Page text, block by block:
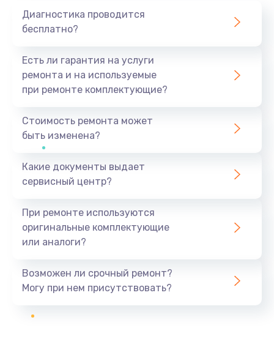
Диагностика проводится
бесплатно?
Есть ли гарантия на услуги
ремонта и на используемые
при ремонте комплектующие?
Стоимость ремонта может
быть изменена?
Какие документы выдает
сервисный центр?
При ремонте используются
оригинальные комплектующие
или аналоги?
Возможен ли срочный ремонт?
Могу при нем присутствовать?